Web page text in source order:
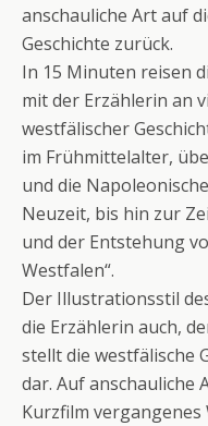
anschauliche Art auf
Geschichte zurück.
In 15 Minuten reisen
mit der Erzählerin an
westfälischer
im Frühmittelalter,
und die
Neuzeit, bis hin zur
und der Entstehung
Westfalen“.
Der Illustrationsstil
die Erzählerin auch,
stellt die westfälische
dar. Auf anschauliche
Kurzfilm